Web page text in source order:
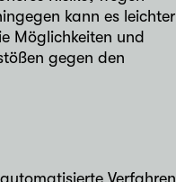
kann es leichter
Möglichkeiten und
gegen den
Verfahren